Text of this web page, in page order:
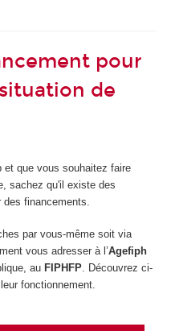
pour
de
que vous souhaitez faire
sachez qu'il existe des
financements.
par vous-même soit via
vous adresser à l’Agefiph
au FIPHFP. Découvrez ci-
fonctionnement.